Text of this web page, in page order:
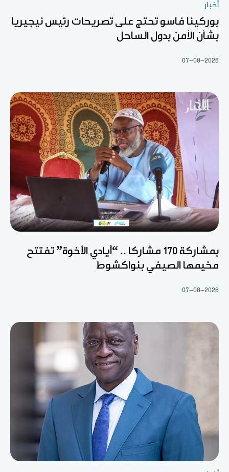
أخبار
بوركينا فاسو تحتج على تصريحات رئيس نيجيريا
بشأن الأمن بدول الساحل
07-08-2026
بمشاركة 170 مشاركا .. “أيادي الأخوة” تفتتح
مخيمها الصيفي بنواكشوط
07-08-2026